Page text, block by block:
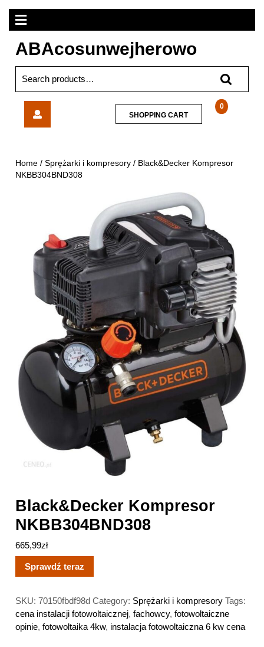
Skip
content
Open
Menu
ABAcosunwejherowo
for:
0
SHOPPING CARTSHOPPING
CART
Home /Sprężarki i kompresory / Black&Decker Kompresor
NKBB304BND308
Black&Decker Kompresor
NKBB304BND308
665,99zł
Sprawdź teraz
SKU:70150fbdf98d Category: Sprężarki i kompresory Tags:
cena instalacji fotowoltaicznej,fachowcy,fotowoltaiczne
opinie,fotowoltaika 4kw, instalacja fotowoltaiczna 6 kw cena